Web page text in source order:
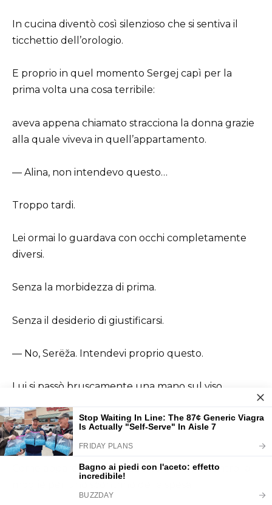
In cucina diventò così silenzioso che si sentiva il
ticchettio dell’orologio.
E proprio in quel momento Sergej capì per la
prima volta una cosa terribile:
aveva appena chiamato stracciona la donna grazie
alla quale viveva in quell’appartamento.
— Alina, non intendevo questo…
Troppo tardi.
Lei ormai lo guardava con occhi completamente
diversi.
Senza la morbidezza di prima.
Senza il desiderio di giustificarsi.
— No, Serëža. Intendevi proprio questo.
Lui si passò bruscamente una mano sul viso.
Perché all’improvviso vide la situazione
dall’esterno.
Come appare un uomo adulto che urla contro la